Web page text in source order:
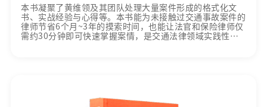
本书凝聚了黄维领及其团队处理大量案件形成的格式化文
书、实战经验与心得等。本书能为未接触过交通事故案件的
律师节省6个月~3年的摸索时间，也能让法官和保险律师仅
需约30分钟即可快速掌握案情，是交通法律领域实践性极